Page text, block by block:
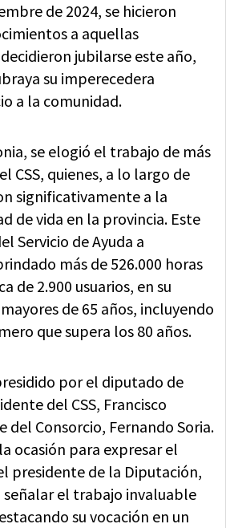
de 2024, se hicieron
a aquellas
jubilarse este año,
su imperecedera
a la comunidad.
se elogió el trabajo de más
CSS, quienes, a lo largo de
significativamente a la
de vida en la provincia. Este
Servicio de Ayuda a
más de 526.000 horas
de 2.900 usuarios, en su
de 65 años, incluyendo
que supera los 80 años.
por el diputado de
del CSS, Francisco
del Consorcio, Fernando Soria.
ocasión para expresar el
presidente de la Diputación,
señalar el trabajo invaluable
su vocación en un